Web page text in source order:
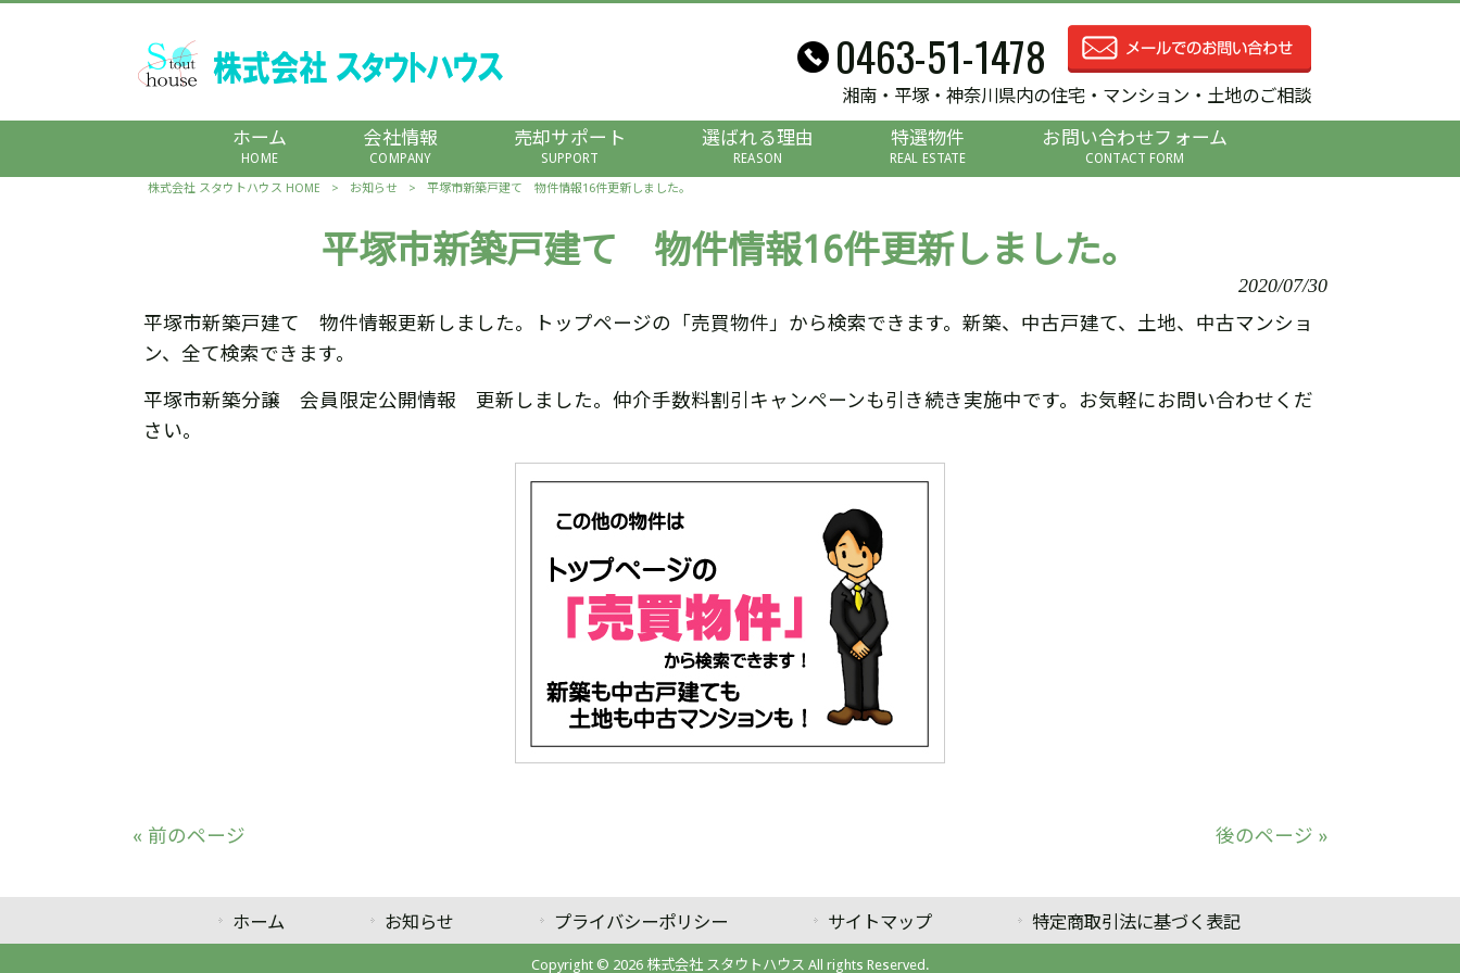
0463-51-1478
湘南・平塚・神奈川県内の住宅・マンション・土地のご相談
ホーム
HOME
会社情報
COMPANY
売却サポート
SUPPORT
選ばれる理由
REASON
特選物件
REAL ESTATE
お問い合わせフォーム
CONTACT FORM
株式会社 スタウトハウス HOME > お知らせ > 平塚市新築戸建て 物件情報16件更新しました。
平塚市新築戸建て 物件情報16件更新しました。
2020/07/30
平塚市新築戸建て 物件情報更新しました。トップページの「売買物件」から検索できます。新築、中古戸建て、土地、中古マンショ
ン、全て検索できます。
平塚市新築分譲 会員限定公開情報 更新しました。仲介手数料割引キャンペーンも引き続き実施中です。お気軽にお問い合わせくだ
さい。
« 前のページ 後のページ »
ホーム お知らせ プライバシーポリシー サイトマップ 特定商取引法に基づく表記
Copyright © 2026 株式会社 スタウトハウス All rights Reserved.